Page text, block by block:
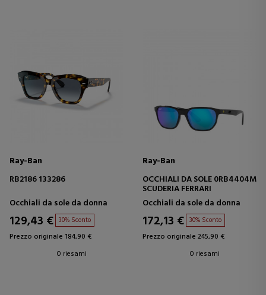
Ray-Ban
RB2186 133286
Occhiali da sole da donna
129,43 € 30% Sconto
Prezzo originale 184,90 €
0 riesami
Ray-Ban
OCCHIALI DA SOLE 0RB4404M
SCUDERIA FERRARI
Occhiali da sole da donna
172,13 € 30% Sconto
Prezzo originale 245,90 €
0 riesami